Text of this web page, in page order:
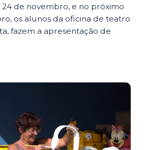
24 de novembro, e no próximo
os alunos da oficina de teatro
fazem a apresentação de